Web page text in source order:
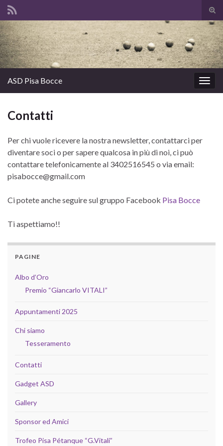
il
di
Search for:
la
ASD Pisa Bocce
Contatti
Per chi vuole ricevere la nostra newsletter, contattarci per
diventare soci o per sapere qualcosa in più di noi, ci può
contattare telefonicamente al 3402516545 o via email:
pisabocce@gmail.com
Ci potete anche seguire sul gruppo Facebook Pisa Bocce
Ti aspettiamo!!
PAGINE
Albo d’Oro
Premio “Giancarlo VITALI”
Appuntamenti 2025
Chi siamo
Tesseramento
Contatti
Gadget ASD
Gallery
Sponsor ed Amici
Trofeo Pisa Pétanque “G.Vitali”